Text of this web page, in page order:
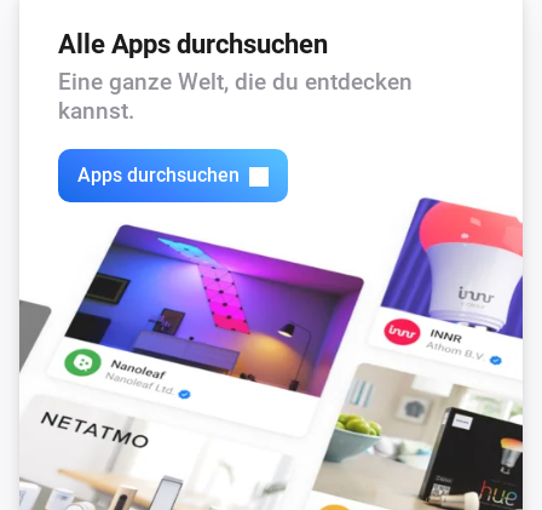
Alle Apps durchsuchen
Eine ganze Welt, die du entdecken
kannst.
Apps durchsuchen